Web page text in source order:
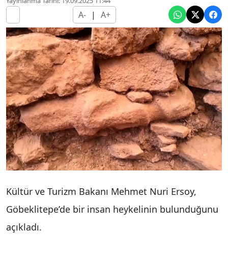
A- | A+
Kültür ve Turizm Bakanı Mehmet Nuri Ersoy,
Göbeklitepe’de bir insan heykelinin bulunduğunu
açıkladı.